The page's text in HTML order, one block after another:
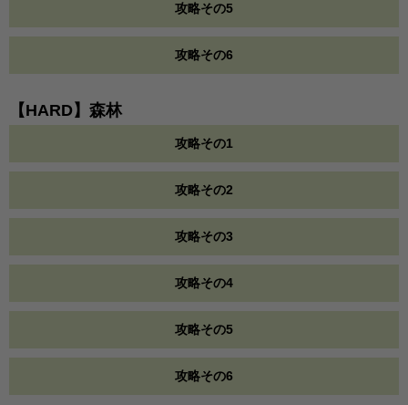
攻略その5
攻略その6
【HARD】森林
攻略その1
攻略その2
攻略その3
攻略その4
攻略その5
攻略その6